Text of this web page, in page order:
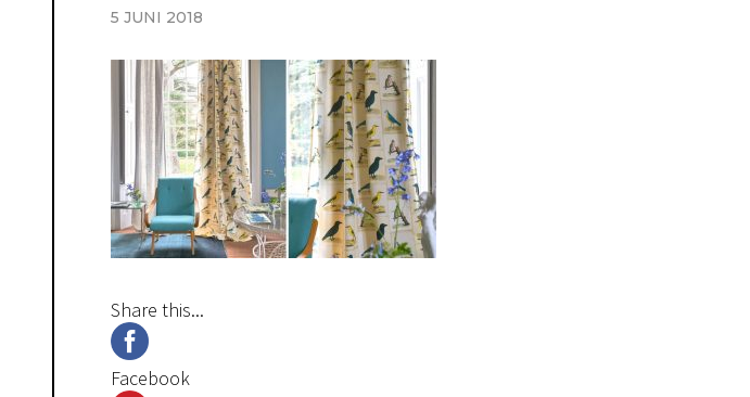
5 JUNI 2018
Share this...
Facebook